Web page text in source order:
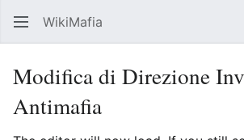
WikiMafia
Modifica di Direzione
Antimafia